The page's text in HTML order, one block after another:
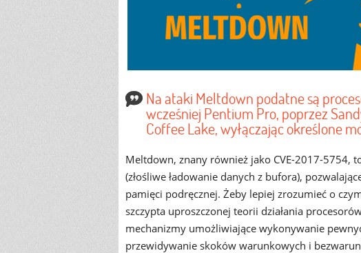
Na ataki Meltdown podatne są
wcześniej Pentium Pro, poprzez
Coffee Lake, wyłączając określone
Meltdown, znany również jako CVE-2017-5754,
(złośliwe ładowanie danych z bufora),
pamięci podręcznej. Żeby lepiej zrozumieć o
szczypta uproszczonej teorii działania
mechanizmy umożliwiające wykonywanie
przewidywanie skoków warunkowych i